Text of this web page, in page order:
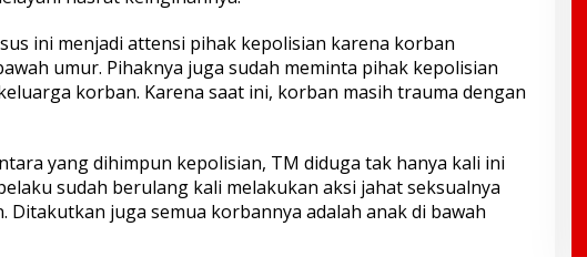
ini menjadi attensi pihak kepolisian karena korban
umur. Pihaknya juga sudah meminta pihak kepolisian
korban. Karena saat ini, korban masih trauma dengan
yang dihimpun kepolisian, TM diduga tak hanya kali ini
sudah berulang kali melakukan aksi jahat seksualnya
Ditakutkan juga semua korbannya adalah anak di bawah